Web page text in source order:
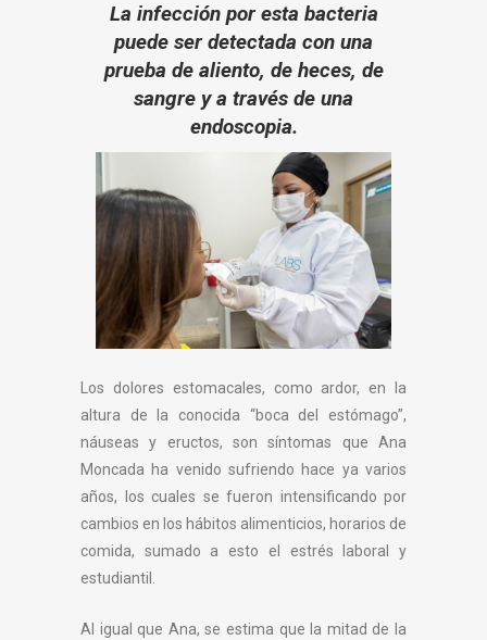
La infección por esta bacteria
puede ser detectada con una
prueba de aliento, de heces, de
sangre y a través de una
endoscopia.
Los dolores estomacales, como ardor, en la
altura de la conocida “boca del estómago”,
náuseas y eructos, son síntomas que Ana
Moncada ha venido sufriendo hace ya varios
años, los cuales se fueron intensificando por
cambios en los hábitos alimenticios, horarios de
comida, sumado a esto el estrés laboral y
estudiantil.
Al igual que Ana, se estima que la mitad de la